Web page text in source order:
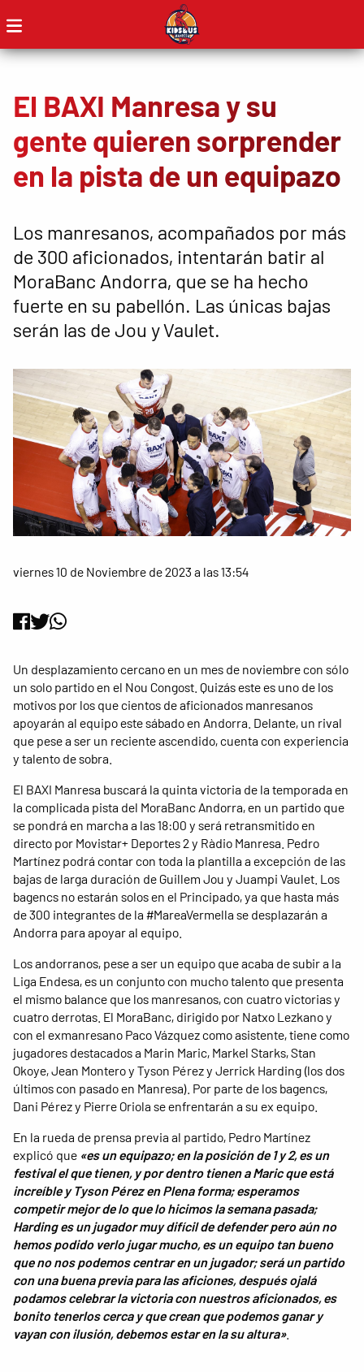
El BAXI Manresa y su
gente quieren sorprender
en la pista de un equipazo
Los manresanos, acompañados por más
de 300 aficionados, intentarán batir al
MoraBanc Andorra, que se ha hecho
fuerte en su pabellón. Las únicas bajas
serán las de Jou y Vaulet.
viernes 10 de Noviembre de 2023 a las 13:54
Un desplazamiento cercano en un mes de noviembre con sólo
un solo partido en el Nou Congost. Quizás este es uno de los
motivos por los que cientos de aficionados manresanos
apoyarán al equipo este sábado en Andorra. Delante, un rival
que pese a ser un reciente ascendido, cuenta con experiencia
y talento de sobra.
El BAXI Manresa buscará la quinta victoria de la temporada en
la complicada pista del MoraBanc Andorra, en un partido que
se pondrá en marcha a las 18:00 y será retransmitido en
directo por Movistar+ Deportes 2 y Ràdio Manresa. Pedro
Martínez podrá contar con toda la plantilla a excepción de las
bajas de larga duración de Guillem Jou y Juampi Vaulet. Los
bagencs no estarán solos en el Principado, ya que hasta más
de 300 integrantes de la #MareaVermella se desplazarán a
Andorra para apoyar al equipo.
Los andorranos, pese a ser un equipo que acaba de subir a la
Liga Endesa, es un conjunto con mucho talento que presenta
el mismo balance que los manresanos, con cuatro victorias y
cuatro derrotas. El MoraBanc, dirigido por Natxo Lezkano y
con el exmanresano Paco Vázquez como asistente, tiene como
jugadores destacados a Marin Maric, Markel Starks, Stan
Okoye, Jean Montero y Tyson Pérez y Jerrick Harding (los dos
últimos con pasado en Manresa). Por parte de los bagencs,
Dani Pérez y Pierre Oriola se enfrentarán a su ex equipo.
En la rueda de prensa previa al partido, Pedro Martínez
explicó que «es un equipazo; en la posición de 1 y 2, es un
festival el que tienen, y por dentro tienen a Maric que está
increíble y Tyson Pérez en Plena forma; esperamos
competir mejor de lo que lo hicimos la semana pasada;
Harding es un jugador muy difícil de defender pero aún no
hemos podido verlo jugar mucho, es un equipo tan bueno
que no nos podemos centrar en un jugador; será un partido
con una buena previa para las aficiones, después ojalá
podamos celebrar la victoria con nuestros aficionados, es
bonito tenerlos cerca y que crean que podemos ganar y
vayan con ilusión, debemos estar en la su altura».